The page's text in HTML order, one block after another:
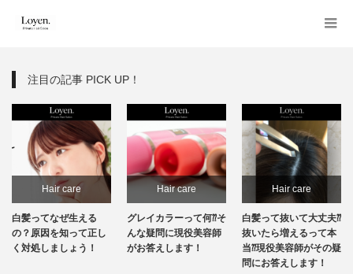
注目の記事 PICK UP！
Hair care
白髪ってなぜ生える
の？原因を知って正し
く対処しましょう！
Hair care
グレイカラーって何⁇そ
んな疑問に現役美容師
がお答えします！
Hair care
白髪って抜いて大丈夫⁇
抜いたら増えるって本
当⁇現役美容師がその疑
問にお答えします！